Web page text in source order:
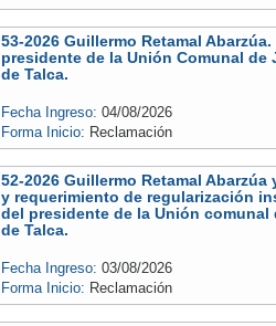
53-2026 Guillermo Retamal
presidente de la Unión Comunal de
de Talca.
Fecha Ingreso: 04/08/2026
Forma Inicio: Reclamación
52-2026 Guillermo Retamal
y requerimiento de regularización
del presidente de la Unión comunal
de Talca.
Fecha Ingreso: 03/08/2026
Forma Inicio: Reclamación